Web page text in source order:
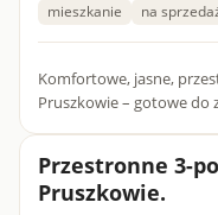
mieszkanie na
Komfortowe, jasne,
Pruszkowie – gotowe do
Przestronne 3-
Pruszkowie.